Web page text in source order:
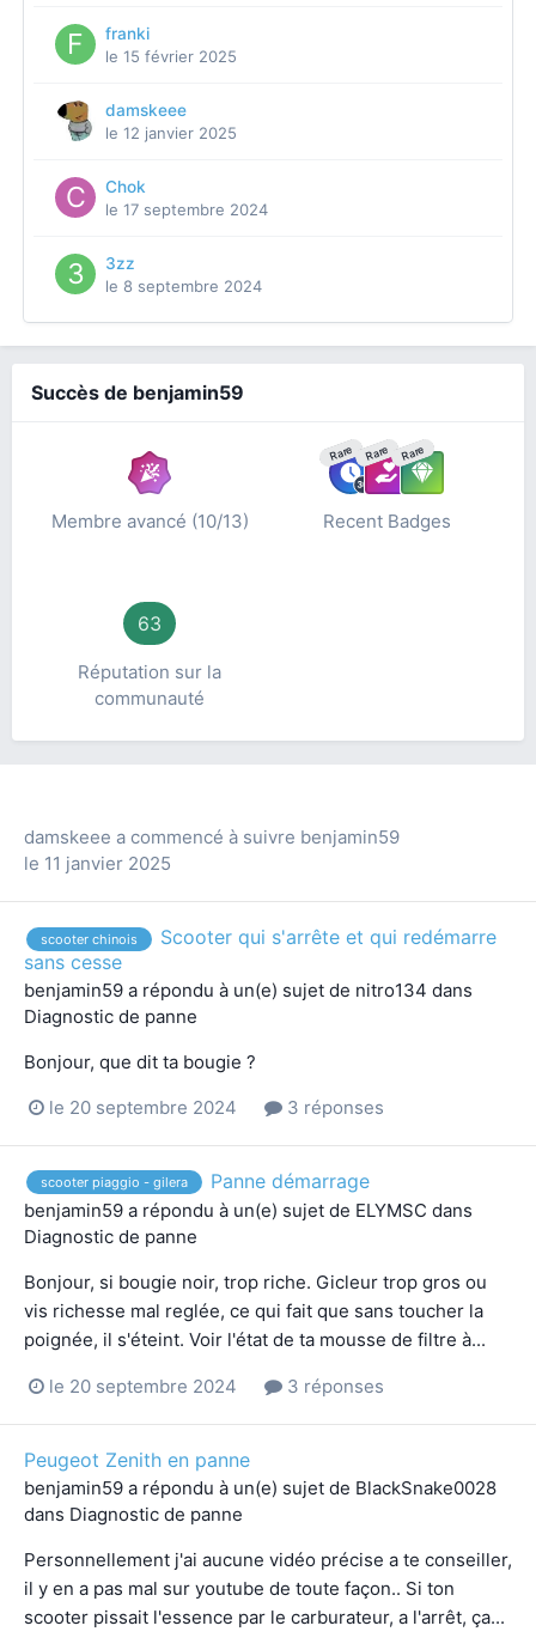
franki
le 15 février 2025
damskeee
le 12 janvier 2025
Chok
le 17 septembre 2024
3zz
le 8 septembre 2024
Succès de benjamin59
Membre avancé (10/13)
Rare Rare Rare
Recent Badges
63
Réputation sur la
communauté
damskeee a commencé à suivre benjamin59
le 11 janvier 2025
scooter chinois
Scooter qui s'arrête et qui redémarre
sans cesse
benjamin59 a répondu à un(e) sujet de nitro134 dans
Diagnostic de panne
Bonjour, que dit ta bougie ?
le 20 septembre 2024 3 réponses
scooter piaggio - gilera Panne démarrage
benjamin59 a répondu à un(e) sujet de ELYMSC dans
Diagnostic de panne
Bonjour, si bougie noir, trop riche. Gicleur trop gros ou
vis richesse mal reglée, ce qui fait que sans toucher la
poignée, il s'éteint. Voir l'état de ta mousse de filtre à...
le 20 septembre 2024 3 réponses
Peugeot Zenith en panne
benjamin59 a répondu à un(e) sujet de BlackSnake0028
dans Diagnostic de panne
Personnellement j'ai aucune vidéo précise a te conseiller,
il y en a pas mal sur youtube de toute façon.. Si ton
scooter pissait l'essence par le carburateur, a l'arrêt, ça...